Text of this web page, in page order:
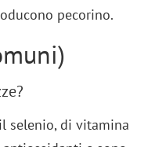
pecorino.
selenio, di vitamina